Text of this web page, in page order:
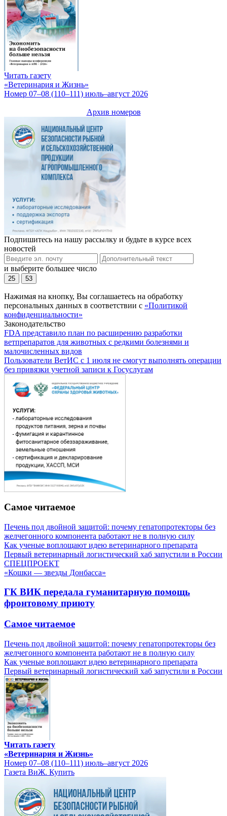
Читать газету
«Ветеринария и Жизнь»
Номер 07–08 (110–111) июль–август 2026
Архив номеров
Подпишитесь на нашу рассылку и будьте в курсе всех
новостей
и выберите большее число
25 53
Нажимая на кнопку, Вы соглашаетесь на обработку
персональных данных в соответствии с «Политикой
конфиденциальности»
Законодательство
FDA представило план по расширению разработки
ветпрепаратов для животных с редкими болезнями и
малочисленных видов
Пользователи ВетИС с 1 июля не смогут выполнять операции
без привязки учетной записи к Госуслугам
Самое читаемое
Печень под двойной защитой: почему гепатопротекторы без
желчегонного компонента работают не в полную силу
Как ученые воплощают идею ветеринарного препарата
Первый ветеринарный логистический хаб запустили в России
СПЕЦПРОЕКТ
«Кошки — звезды Донбасса»
ГК ВИК передала гуманитарную помощь
фронтовому приюту
Самое читаемое
Печень под двойной защитой: почему гепатопротекторы без
желчегонного компонента работают не в полную силу
Как ученые воплощают идею ветеринарного препарата
Первый ветеринарный логистический хаб запустили в России
Читать газету
«Ветеринария и Жизнь»
Номер 07–08 (110–111) июль–август 2026
Газета ВиЖ. Купить